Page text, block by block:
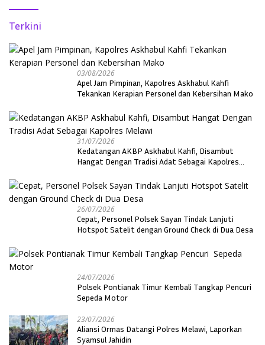
Terkini
03/08/2026
Apel Jam Pimpinan, Kapolres Askhabul Kahfi
Tekankan Kerapian Personel dan Kebersihan Mako
31/07/2026
Kedatangan AKBP Askhabul Kahfi, Disambut
Hangat Dengan Tradisi Adat Sebagai Kapolres
26/07/2026
Cepat, Personel Polsek Sayan Tindak Lanjuti
Hotspot Satelit dengan Ground Check di Dua Desa
24/07/2026
Polsek Pontianak Timur Kembali Tangkap Pencuri
Sepeda Motor
23/07/2026
Aliansi Ormas Datangi Polres Melawi, Laporkan
Syamsul Jahidin